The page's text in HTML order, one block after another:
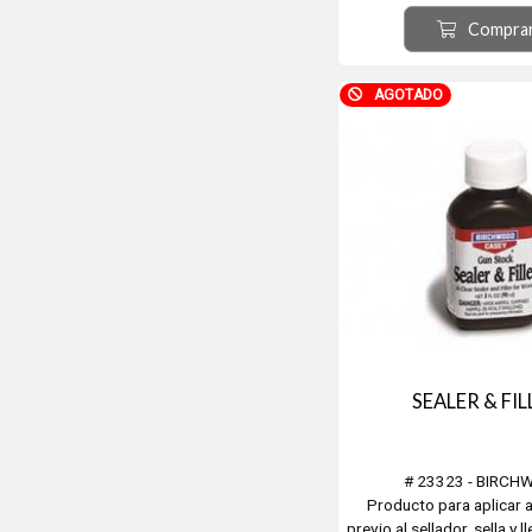
Esta grasa tiene una
espesa para piezas de
para proteger
metal con tapita
AGOTADO
SEALER &
# 23323 -
Producto para aplicar
previo al sellador, sella y